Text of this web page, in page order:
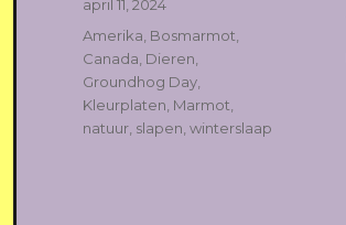
april 11, 2024
Tags
Amerika Bosmarmot
Canada Dieren
Groundhog Day,
Kleurplaten Marmot
natuur, slapen winterslaap